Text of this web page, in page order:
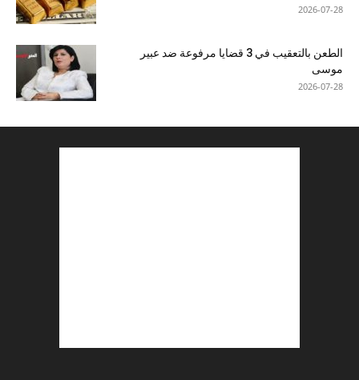
2026-07-28
الطعن بالتعقيب في 3 قضايا مرفوعة ضد عبير
موسى
2026-07-28